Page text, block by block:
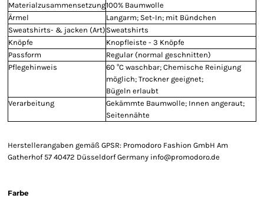
Materialzusammensetzung100% Baumwolle
Ärmel
Langarm; Set-In; mit Bündchen
Sweatshirts- & jacken (Art) Sweatshirts
Knöpfe
Knopfleiste - 3 Knöpfe
Passform
Regular (normal geschnitten)
Pflegehinweis
60 °C waschbar; Chemische Reinigung
möglich; Trockner geeignet;
Bügeln erlaubt
Verarbeitung
Gekämmte Baumwolle; Innen angeraut;
Seitennähte
Herstellerangaben gemäß GPSR: Promodoro Fashion GmbH Am
Gatherhof 57 40472 Düsseldorf Germany info@promodoro.de
Farbe